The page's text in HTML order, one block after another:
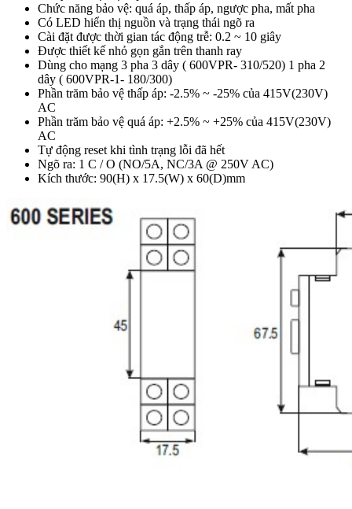
Chức năng bảo vệ: quá áp, thấp áp, ngược pha, mất pha
Có LED hiển thị nguồn và trạng thái ngõ ra
Cài đặt được thời gian tác động trễ: 0.2 ~ 10 giây
Được thiết kế nhỏ gọn gắn trên thanh ray
Dùng cho mạng 3 pha 3 dây ( 600VPR- 310/520) 1 pha 2
dây ( 600VPR-1- 180/300)
Phần trăm bảo vệ thấp áp: -2.5% ~ -25% của 415V(230V)
AC
Phần trăm bảo vệ quá áp: +2.5% ~ +25% của 415V(230V)
AC
Tự động reset khi tình trạng lỗi đã hết
Ngõ ra: 1 C / O (NO/5A, NC/3A @ 250V AC)
Kích thước: 90(H) x 17.5(W) x 60(D)mm